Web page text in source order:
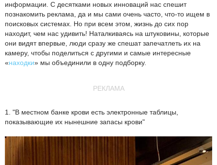
информации. С десятками новых инноваций нас спешит
познакомить реклама, да и мы сами очень часто, что-то ищем в
поисковых системах. Но при всем этом, жизнь до сих пор
находит, чем нас удивить! Наталкиваясь на штуковины, которые
они видят впервые, люди сразу же спешат запечатлеть их на
камеру, чтобы поделиться с другими и самые интересные
«находки» мы объединили в одну подборку.
РЕКЛАМА
1. "В местном банке крови есть электронные таблицы,
показывающие их нынешние запасы крови"